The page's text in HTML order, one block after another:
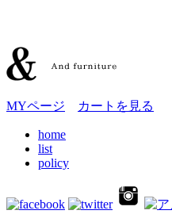
MYページ カートを見る
home
list
policy